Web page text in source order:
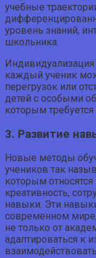
учебные
уровень знаний,
школьника.
Индивидуализация
каждый ученик
перегрузок или
детей с особыми
которым
3. Развитие
Новые методы
учеников так
которым
креативность,
навыки. Эти
современном
не только от
адаптироваться к